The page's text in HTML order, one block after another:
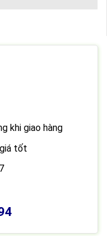
khi giao hàng
tốt